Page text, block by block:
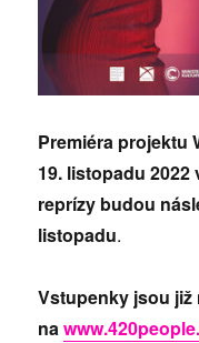
Premiéra projektu
19. listopadu
reprízy budou
listopadu.
Vstupenky jsou
na